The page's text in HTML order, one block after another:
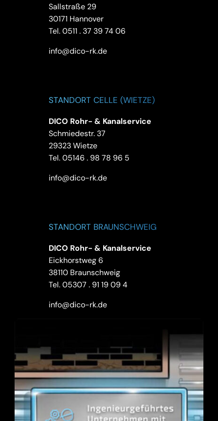
Sallstraße 29
30171 Hannover
Tel.0511 . 37 39 74 06
info@dico-rk.de
STANDORT CELLE (WIETZE)
DICO Rohr- & Kanalservice
Schmiedestr. 37
29323 Wietze
Tel.05146 . 98 78 96 5
info@dico-rk.de
STANDORT BRAUNSCHWEIG
DICO Rohr- & Kanalservice
Eickhorstweg 6
38110 Braunschweig
Tel.05307 . 91 19 09 4
info@dico-rk.de